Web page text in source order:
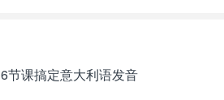
6节课搞定意大利语发音